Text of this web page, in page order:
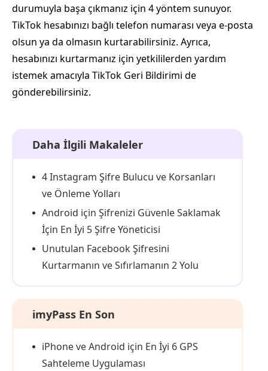
durumuyla başa çıkmanız için 4 yöntem sunuyor.
TikTok hesabınızı bağlı telefon numarası veya e‑posta
olsun ya da olmasın kurtarabilirsiniz. Ayrıca,
hesabınızı kurtarmanız için yetkililerden yardım
istemek amacıyla TikTok Geri Bildirimi de
gönderebilirsiniz.
Daha İlgili Makaleler
4 Instagram Şifre Bulucu ve Korsanları
ve Önleme Yolları
Android için Şifrenizi Güvenle Saklamak
İçin En İyi 5 Şifre Yöneticisi
Unutulan Facebook Şifresini
Kurtarmanın ve Sıfırlamanın 2 Yolu
imyPass En Son
iPhone ve Android için En İyi 6 GPS
Sahteleme Uygulaması